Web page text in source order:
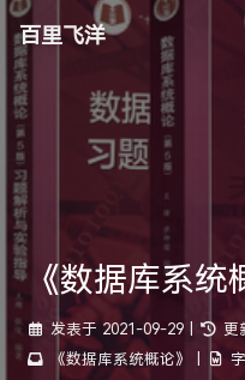
百里飞洋
《数据库系统
发表于 2021-09-29 更
《数据库系统概论》